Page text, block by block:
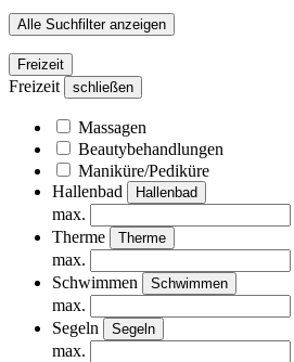
Alle Suchfilter anzeigen
Freizeit
Freizeit schließen
Massagen
Beautybehandlungen
Maniküre/Pediküre
Hallenbad
Hallenbad
max.
Therme
Therme
max.
Schwimmen
Schwimmen
max.
Segeln
Segeln
max.